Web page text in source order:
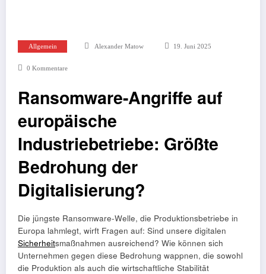
Allgemein Alexander Matow 19. Juni 2025
0 Kommentare
Ransomware-Angriffe auf
europäische
Industriebetriebe: Größte
Bedrohung der
Digitalisierung?
Die jüngste Ransomware-Welle, die Produktionsbetriebe in
Europa lahmlegt, wirft Fragen auf: Sind unsere digitalen
Sicherheitsmaßnahmen ausreichend? Wie können sich
Unternehmen gegen diese Bedrohung wappnen, die sowohl
die Produktion als auch die wirtschaftliche Stabilität